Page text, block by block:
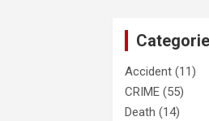
Accident (11)
CRIME (55)
Death (14)